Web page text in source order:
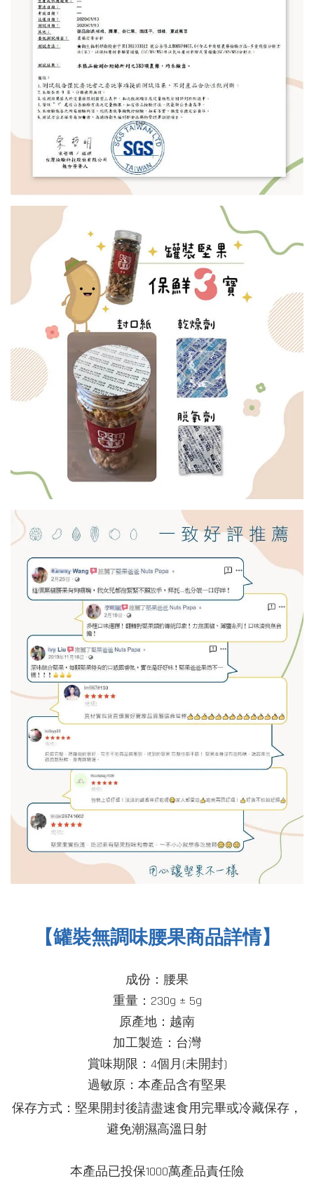
【罐裝無調味腰果商品詳情】
成份：腰果
重量：230g ± 5g
原產地：越南
加工製造：台灣
賞味期限：4個月(未開封)
過敏原：本產品含有堅果
保存方式： 堅果開封後請盡速食用完畢或冷藏保存，
避免潮濕高溫日射
本產品已投保1000萬產品責任險